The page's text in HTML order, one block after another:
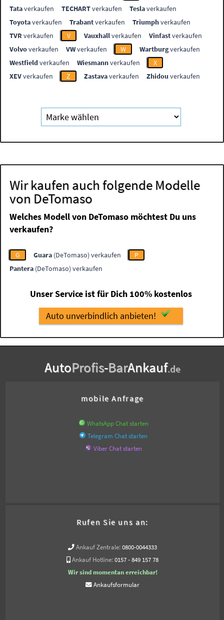
Tataverkaufen TECHARTverkaufen Teslaverkaufen
Toyotaverkaufen Trabantverkaufen Triumphverkaufen
TVR verkaufen V Vauxhallverkaufen Vinfastverkaufen
Volvoverkaufen VWverkaufen W Wartburgverkaufen
Westfieldverkaufen Wiesmannverkaufen
X
XEVverkaufen Z Zastavaverkaufen Zhidou verkaufen
Wir kaufen auch folgende Modelle
von DeTomaso
Welches Modell von DeTomaso möchtest Du uns
verkaufen?
G Guara (DeTomaso) verkaufen
P
Pantera (DeTomaso) verkaufen
Unser Service ist für Dich 100% kostenlos
Auto unverbindlich anbieten!
AutoProfis-BarAnkauf.de
mobile Anfrage
WhatsApp Chat starten
Telegram Chat starten
Viber Chat starten
Rufen Sie uns an:
Ankauf Zentrale: 0800-0044333
Ankauf Hotline: 0157 - 849 157 78
Wir sind momentan erreichbar!
Ankaufsformular